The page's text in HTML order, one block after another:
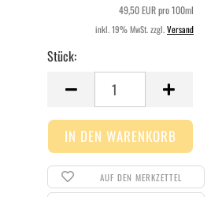
49,50 EUR pro 100ml
inkl. 19% MwSt. zzgl.Versand
Stück:
Stück
AUF DEN MERKZETTEL